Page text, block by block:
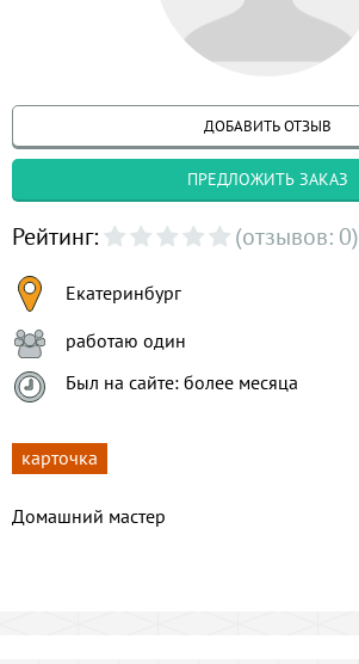
ДОБАВИТЬ ОТЗЫВ
ПРЕДЛОЖИТЬ ЗАКАЗ
Рейтинг: (отзывов: 0)
Екатеринбург
работаю один
Был на сайте: более месяца
карточка
Домашний мастер